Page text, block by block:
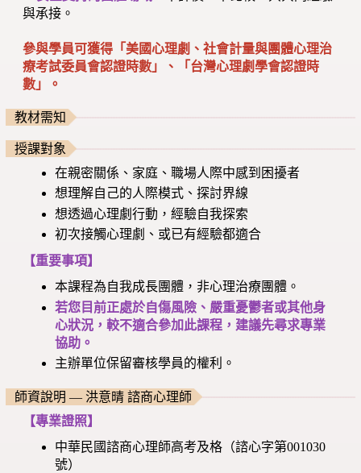
與承接。
參與學員可獲得「美國心理劇、社會計量與團體心理治
療考試委員會認證時數」、「台灣心理劇學會認證時
數」。
教材需知
授課對象
在親密關係、家庭、職場人際中感到困擾者
想理解自己的人際模式、探討界線
想透過心理劇行動，經驗自我探索
初次接觸心理劇、或已有經驗都適合
【重要事項】
本課程為自我成長團體，非心理治療團體。
若您目前正處於自傷風險、嚴重憂鬱者或其他身
心狀況，較不適合參加此課程，建議先尋求專業
協助。
主辦單位保留審核學員的權利。
師資說明 — 洪意晴 諮商心理師
【專業證照】
中華民國諮商心理師高考及格（諮心字第001030
號）